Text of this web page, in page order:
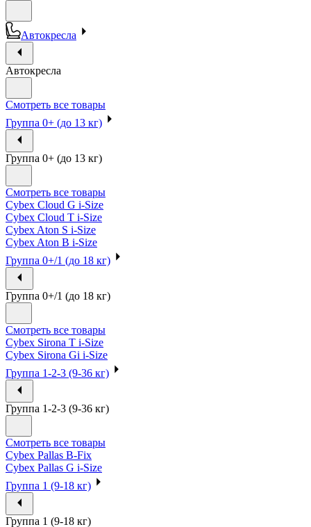
Автокресла
Автокресла
Смотреть все товары
Группа 0+ (до 13 кг)
Группа 0+ (до 13 кг)
Смотреть все товары
Cybex Cloud G i-Size
Cybex Cloud T i-Size
Cybex Aton S i-Size
Cybex Aton B i-Size
Группа 0+/1 (до 18 кг)
Группа 0+/1 (до 18 кг)
Смотреть все товары
Cybex Sirona T i-Size
Cybex Sirona Gi i-Size
Группа 1-2-3 (9-36 кг)
Группа 1-2-3 (9-36 кг)
Смотреть все товары
Cybex Pallas B-Fix
Cybex Pallas G i-Size
Группа 1 (9-18 кг)
Группа 1 (9-18 кг)